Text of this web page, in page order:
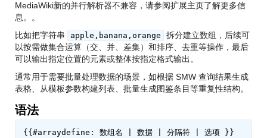
MediaWiki新的并行解析器不兼容，请参阅扩展主页了解更多信
息。 。
比如把字符串
apple,banana,orange
拆分建立数组，后续可
以按需做集合运算（交、并、差集）和排序、去重等操作，最后
可以输出指定位置的元素或整体按指定格式输出。
通常用于需要批量处理数据的场景，如根据 SMW 查询结果生成
表格、从模板参数构建列表、批量生成图鉴条目等重复性结构。
语法